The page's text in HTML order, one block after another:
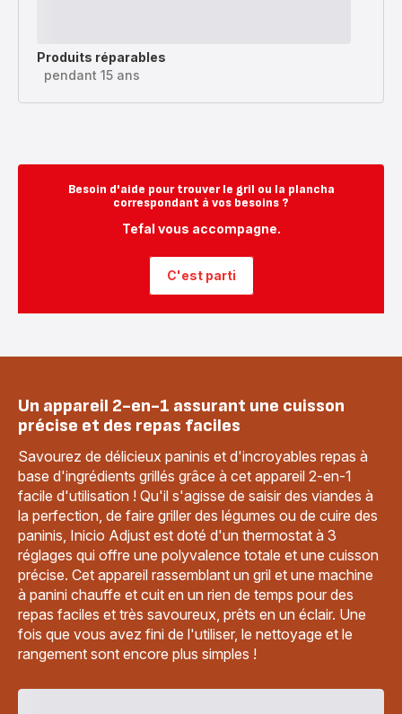
Produits réparables
pendant 15 ans
Besoin d'aide pour trouver le gril ou la plancha
correspondant à vos besoins ?
Tefal vous accompagne.
C'est parti
Un appareil 2-en-1 assurant une cuisson
précise et des repas faciles
Savourez de délicieux paninis et d'incroyables repas à
base d'ingrédients grillés grâce à cet appareil 2-en-1
facile d'utilisation ! Qu'il s'agisse de saisir des viandes à
la perfection, de faire griller des légumes ou de cuire des
paninis, Inicio Adjust est doté d'un thermostat à 3
réglages qui offre une polyvalence totale et une cuisson
précise. Cet appareil rassemblant un gril et une machine
à panini chauffe et cuit en un rien de temps pour des
repas faciles et très savoureux, prêts en un éclair. Une
fois que vous avez fini de l'utiliser, le nettoyage et le
rangement sont encore plus simples !